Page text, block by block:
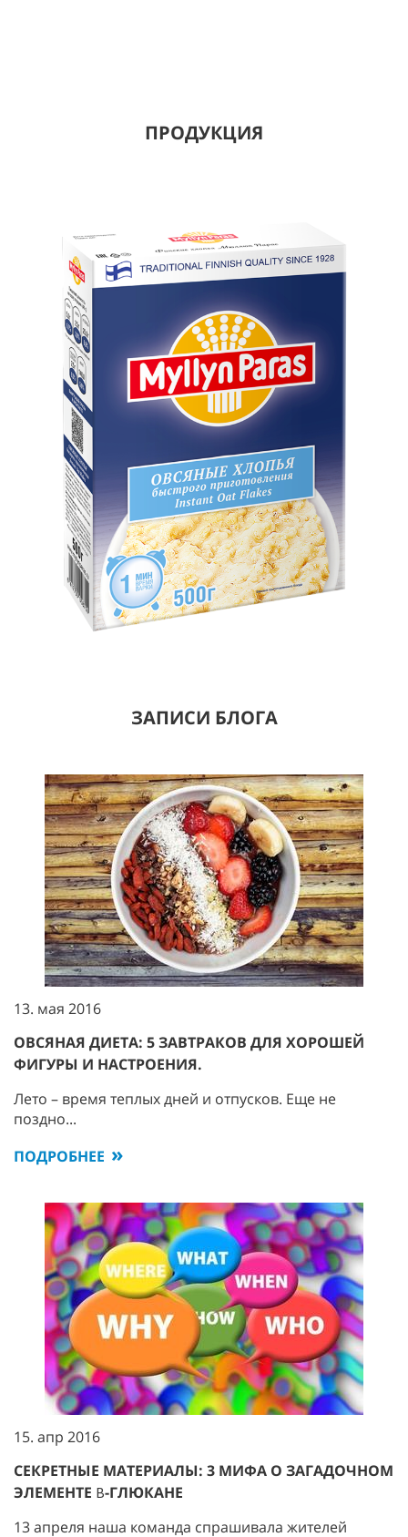
ПРОДУКЦИЯ
ЗАПИСИ БЛОГА
13. мая 2016
ОВСЯНАЯ ДИЕТА: 5 ЗАВТРАКОВ ДЛЯ ХОРОШЕЙ
ФИГУРЫ И НАСТРОЕНИЯ.
Лето – время теплых дней и отпусков. Еще не
поздно...
ПОДРОБНЕЕ
15. апр 2016
СЕКРЕТНЫЕ МАТЕРИАЛЫ: 3 МИФА О ЗАГАДОЧНОМ
ЭЛЕМЕНТЕ Β-ГЛЮКАНЕ
13 апреля наша команда спрашивала жителей